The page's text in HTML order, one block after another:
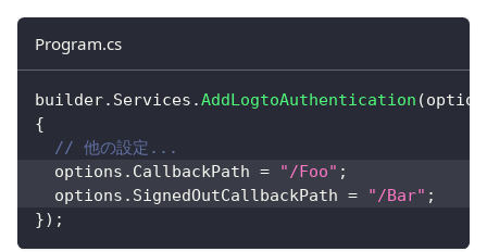
Program.cs
builder. Services .AddLogtoAuthentication (
{
// 他の設定...
  options
. CallbackPath = "/Foo" ;
  options
. SignedOutCallbackPath = "/Bar" ;
}) ;